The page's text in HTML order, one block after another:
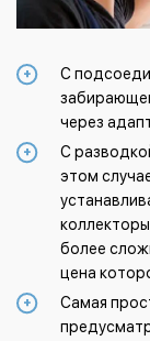
С
через
С
этом
более
цена
Самая